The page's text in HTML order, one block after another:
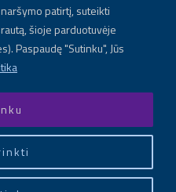
patirtį, suteikti
šioje parduotuvėje
Paspaudę "Sutinku", Jūs
atkartojantys gamtos
šakėlės. Naudojama
– elektroformavimas
Electra Bloom